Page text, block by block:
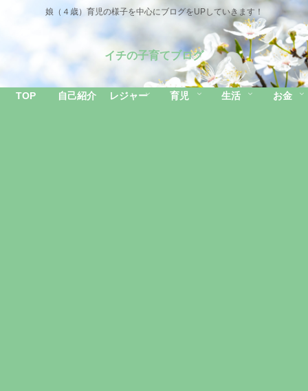
娘（４歳）育児の様子を中心にブログをUPしていきます！
イチの子育てブログ
TOP 自己紹介 レジャー 育児 生活 お金